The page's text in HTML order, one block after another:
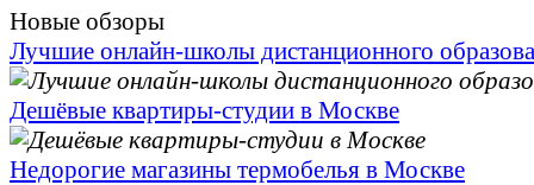
Новые обзоры
Лучшие онлайн-школы дистанционного
Дешёвые квартиры-студии в Москве
Недорогие магазины термобелья в Москве